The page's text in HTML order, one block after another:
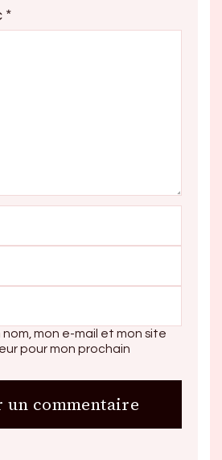
*
mon e-mail et mon site
pour mon prochain